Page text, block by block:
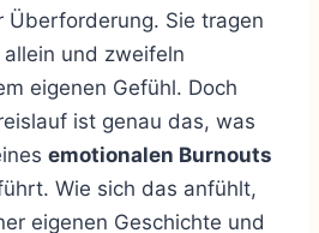
Überforderung. Sie tragen
und zweifeln
eigenen Gefühl. Doch
ist genau das, was
emotionalen Burnouts
Wie sich das anfühlt,
eigenen Geschichte und